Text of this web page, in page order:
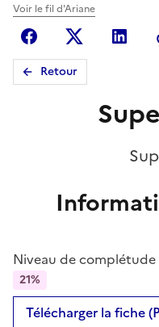
Voir le fil d'Ariane
FacebookX
Retour
Niveau de
21%
Télécharger la fiche